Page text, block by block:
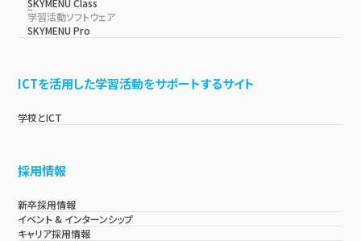
学習活動ソフトウェア
SKYMENU Pro
ICTを活用した学習活動をサポートするサイト
学校とICT
採用情報
新卒採用情報
イベント & インターンシップ
キャリア採用情報